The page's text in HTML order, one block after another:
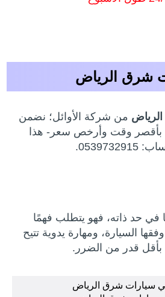
شرق الرياض
من شركة الأوائل؛ نضمن
بأقصر وقت وأرخص سعر- هذا
في حد ذاته، فهو يتطلب فهمًا
السيارة، ومهارة يدوية تتيح
بأقل قدر من الضرر.